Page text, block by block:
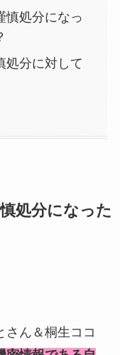
慎処分になっ
処分に対して
処分になった
さん＆桐生ココ